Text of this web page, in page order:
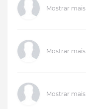
Mostrar mais
Mostrar mais
Mostrar mais